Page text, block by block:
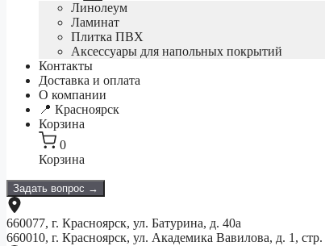
Линолеум
Ламинат
Плитка ПВХ
Аксессуары для напольных покрытий
Контакты
Доставка и оплата
О компании
📍 Красноярск
Корзина
0
Корзина
Задать вопрос →
660077, г. Красноярск, ул. Батурина, д. 40а
660010, г. Красноярск, ул. Академика Вавилова, д. 1, стр.